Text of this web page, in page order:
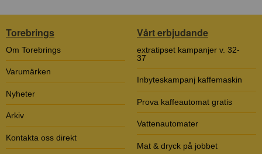
Torebrings
Om Torebrings
Varumärken
Nyheter
Arkiv
Kontakta oss direkt
Vårt erbjudande
extratipset kampanjer v. 32-
37
Inbyteskampanj kaffemaskin
Prova kaffeautomat gratis
Vattenautomater
Mat & dryck på jobbet